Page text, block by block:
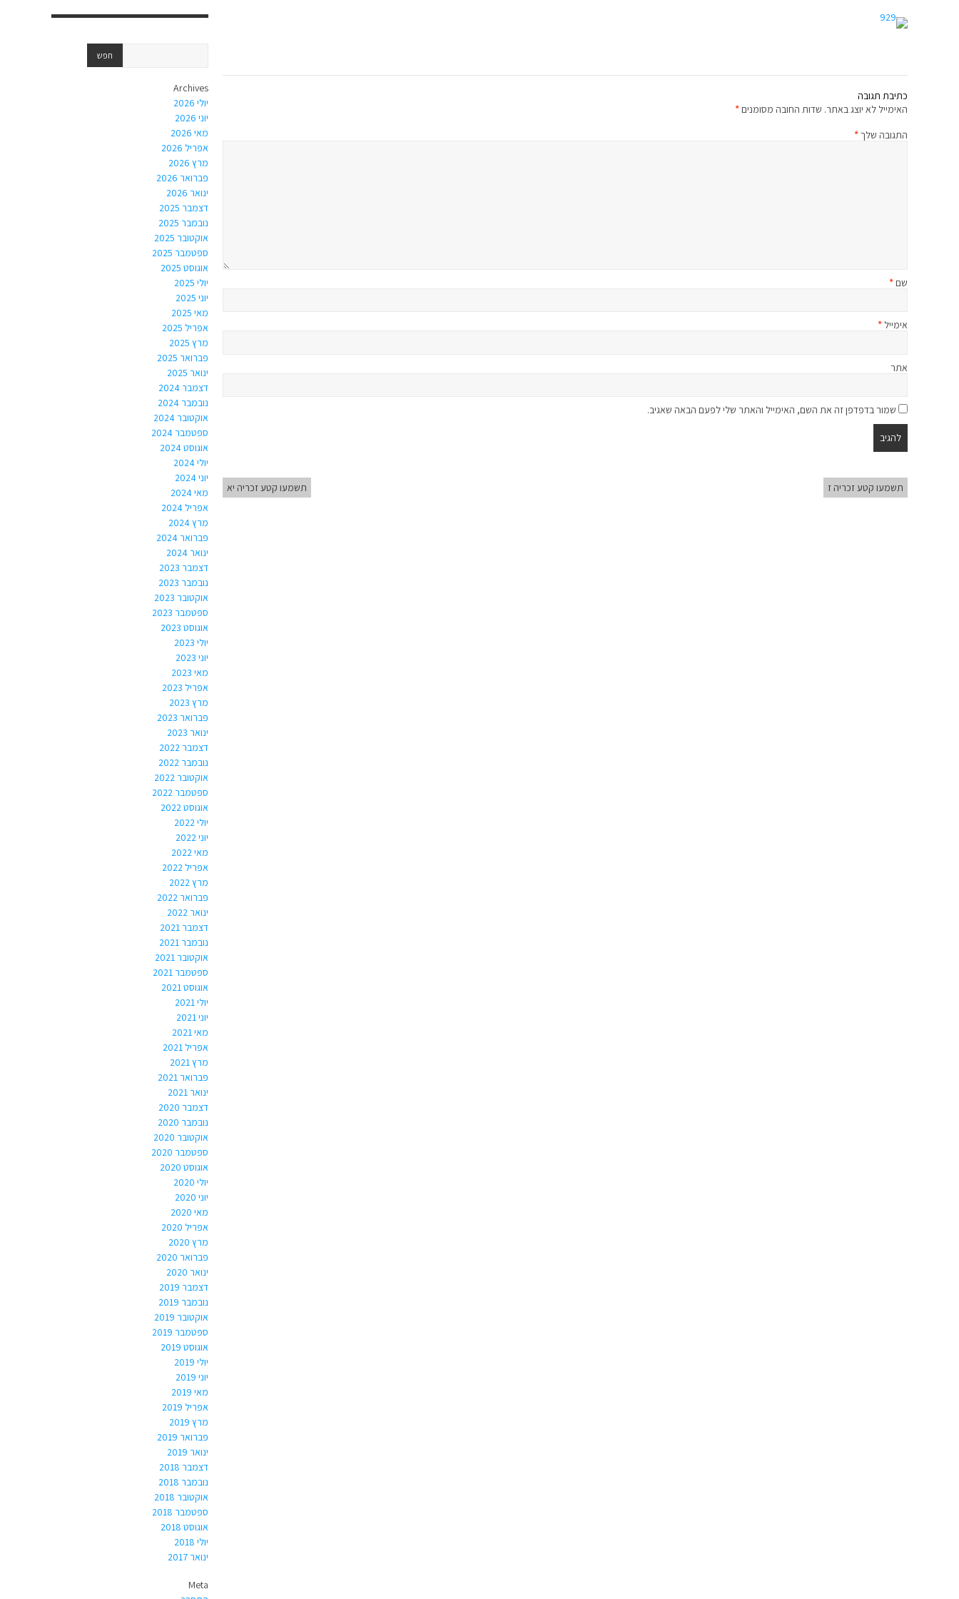
כתיבת תגובה
האימייל לא יוצג באתר. שדות החובה מסומנים*
התגובה שלך*
שם*
אימייל *
אתר
שמור בדפדפן זה את השם, האימייל והאתר שלי לפעם הבאה שאגיב.
תשמעו קטע זכריה ז תשמעו קטע זכריה יא
Archives
יולי 2026
יוני 2026
מאי 2026
אפריל 2026
מרץ 2026
פברואר 2026
ינואר 2026
דצמבר 2025
נובמבר 2025
אוקטובר 2025
ספטמבר 2025
אוגוסט 2025
יולי 2025
יוני 2025
מאי 2025
אפריל 2025
מרץ 2025
פברואר 2025
ינואר 2025
דצמבר 2024
נובמבר 2024
אוקטובר 2024
ספטמבר 2024
אוגוסט 2024
יולי 2024
יוני 2024
מאי 2024
אפריל 2024
מרץ 2024
פברואר 2024
ינואר 2024
דצמבר 2023
נובמבר 2023
אוקטובר 2023
ספטמבר 2023
אוגוסט 2023
יולי 2023
יוני 2023
מאי 2023
אפריל 2023
מרץ 2023
פברואר 2023
ינואר 2023
דצמבר 2022
נובמבר 2022
אוקטובר 2022
ספטמבר 2022
אוגוסט 2022
יולי 2022
יוני 2022
מאי 2022
אפריל 2022
מרץ 2022
פברואר 2022
ינואר 2022
דצמבר 2021
נובמבר 2021
אוקטובר 2021
ספטמבר 2021
אוגוסט 2021
יולי 2021
יוני 2021
מאי 2021
אפריל 2021
מרץ 2021
פברואר 2021
ינואר 2021
דצמבר 2020
נובמבר 2020
אוקטובר 2020
ספטמבר 2020
אוגוסט 2020
יולי 2020
יוני 2020
מאי 2020
אפריל 2020
מרץ 2020
פברואר 2020
ינואר 2020
דצמבר 2019
נובמבר 2019
אוקטובר 2019
ספטמבר 2019
אוגוסט 2019
יולי 2019
יוני 2019
מאי 2019
אפריל 2019
מרץ 2019
פברואר 2019
ינואר 2019
דצמבר 2018
נובמבר 2018
אוקטובר 2018
ספטמבר 2018
אוגוסט 2018
יולי 2018
ינואר 2017
Meta